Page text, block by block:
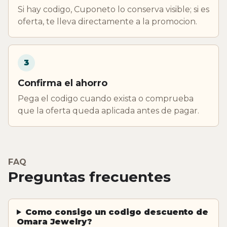
Si hay codigo, Cuponeto lo conserva visible; si es
oferta, te lleva directamente a la promocion.
3
Confirma el ahorro
Pega el codigo cuando exista o comprueba
que la oferta queda aplicada antes de pagar.
FAQ
Preguntas frecuentes
Como consigo un codigo descuento de
Omara Jewelry?